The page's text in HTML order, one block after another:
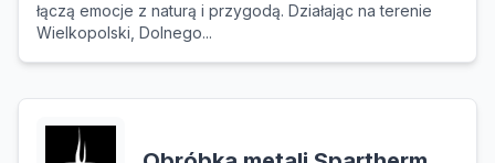
łączą emocje z naturą i przygodą. Działając na terenie
Wielkopolski, Dolnego...